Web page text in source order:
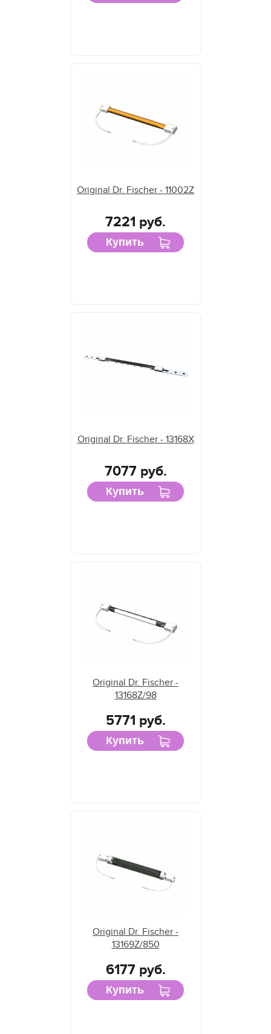
Original Dr. Fischer - 11002Z
7221 руб.
Купить
Original Dr. Fischer - 13168X
7077 руб.
Купить
Original Dr. Fischer -
13168Z/98
5771 руб.
Купить
Original Dr. Fischer -
13169Z/850
6177 руб.
Купить